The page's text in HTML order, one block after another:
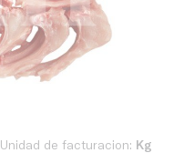
Unidad de facturacion: Kg